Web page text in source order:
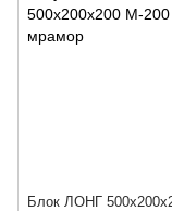
Блок ЛОНГ